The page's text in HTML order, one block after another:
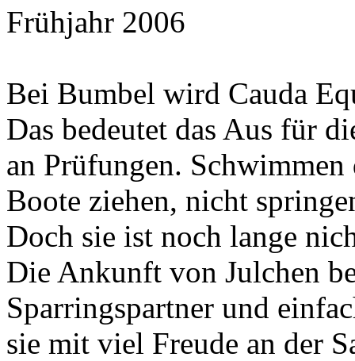
Frühjahr 2006
Bei Bumbel wird Cauda
Das bedeutet das Aus für
an Prüfungen.
Boote ziehen, nicht
Doch sie ist noch lange
Die Ankunft von Julchen
Sparringspartner und
sie mit viel Freude an der